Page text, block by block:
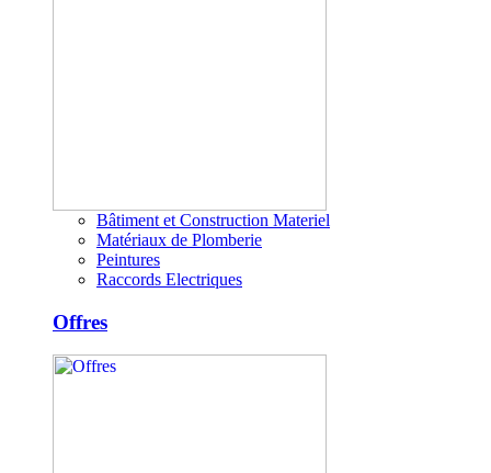
Bâtiment et Construction Materiel
Matériaux de Plomberie
Peintures
Raccords Electriques
Offres